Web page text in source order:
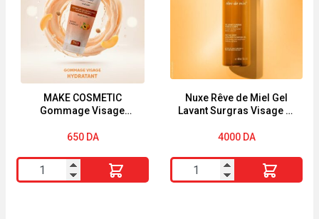
MAKE COSMETIC
Gommage Visage
Sèches
650 DA
quantité
de
Nuxe Rêve de Miel Gel
Lavant Surgras Visage et
4000 DA
quantité
de